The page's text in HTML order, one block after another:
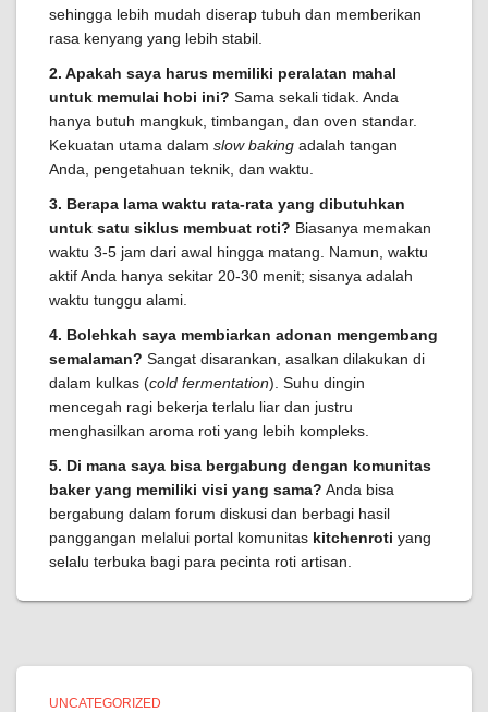
sehingga lebih mudah diserap tubuh dan memberikan
rasa kenyang yang lebih stabil.
2. Apakah saya harus memiliki peralatan mahal
untuk memulai hobi ini? Sama sekali tidak. Anda
hanya butuh mangkuk, timbangan, dan oven standar.
Kekuatan utama dalam slow baking adalah tangan
Anda, pengetahuan teknik, dan waktu.
3. Berapa lama waktu rata-rata yang dibutuhkan
untuk satu siklus membuat roti? Biasanya memakan
waktu 3-5 jam dari awal hingga matang. Namun, waktu
aktif Anda hanya sekitar 20-30 menit; sisanya adalah
waktu tunggu alami.
4. Bolehkah saya membiarkan adonan mengembang
semalaman? Sangat disarankan, asalkan dilakukan di
dalam kulkas (cold fermentation). Suhu dingin
mencegah ragi bekerja terlalu liar dan justru
menghasilkan aroma roti yang lebih kompleks.
5. Di mana saya bisa bergabung dengan komunitas
baker yang memiliki visi yang sama? Anda bisa
bergabung dalam forum diskusi dan berbagi hasil
panggangan melalui portal komunitas kitchenroti yang
selalu terbuka bagi para pecinta roti artisan.
UNCATEGORIZED